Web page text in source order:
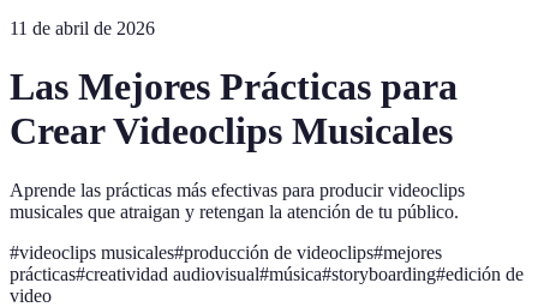
11 de abril de 2026
Las Mejores Prácticas para
Crear Videoclips Musicales
Aprende las prácticas más efectivas para producir videoclips
musicales que atraigan y retengan la atención de tu público.
#videoclips musicales#producción de videoclips#mejores
prácticas#creatividad audiovisual#música#storyboarding#edición de
video